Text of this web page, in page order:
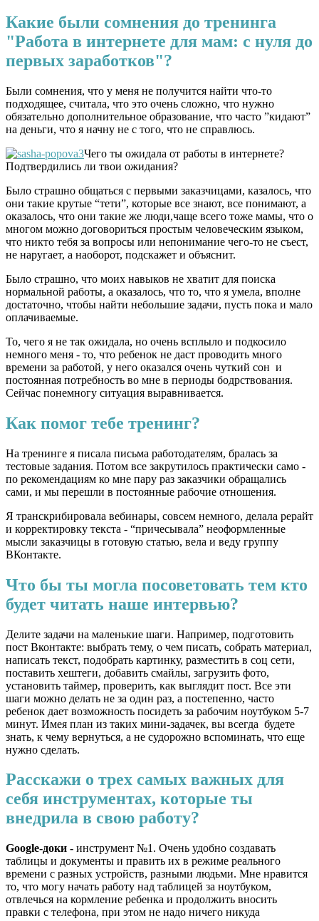
Какие были сомнения до тренинга
"Работа в интернете для мам: с нуля до
первых заработков"?
Были сомнения, что у меня не получится найти что-то
подходящее, считала, что это очень сложно, что нужно
обязательно дополнительное образование, что часто ”кидают”
на деньги, что я начну не с того, что не справлюсь.
Чего ты ожидала от работы в интернете?
Подтвердились ли твои ожидания?
Было страшно общаться с первыми заказчицами, казалось, что
они такие крутые “тети”, которые все знают, все понимают, а
оказалось, что они такие же люди,чаще всего тоже мамы, что о
многом можно договориться простым человеческим языком,
что никто тебя за вопросы или непонимание чего-то не съест,
не наругает, а наоборот, подскажет и объяснит.
Было страшно, что моих навыков не хватит для поиска
нормальной работы, а оказалось, что то, что я умела, вполне
достаточно, чтобы найти небольшие задачи, пусть пока и мало
оплачиваемые.
То, чего я не так ожидала, но очень всплыло и подкосило
немного меня - то, что ребенок не даст проводить много
времени за работой, у него оказался очень чуткий сон и
постоянная потребность во мне в периоды бодрствования.
Сейчас понемногу ситуация выравнивается.
Как помог тебе тренинг?
На тренинге я писала письма работодателям, бралась за
тестовые задания. Потом все закрутилось практически само -
по рекомендациям ко мне пару раз заказчики обращались
сами, и мы перешли в постоянные рабочие отношения.
Я транскрибировала вебинары, совсем немного, делала рерайт
и корректировку текста - “причесывала” неоформленные
мысли заказчицы в готовую статью, вела и веду группу
ВКонтакте.
Что бы ты могла посоветовать тем кто
будет читать наше интервью?
Делите задачи на маленькие шаги. Например, подготовить
пост Вконтакте: выбрать тему, о чем писать, собрать материал,
написать текст, подобрать картинку, разместить в соц сети,
поставить хештеги, добавить смайлы, загрузить фото,
установить таймер, проверить, как выглядит пост. Все эти
шаги можно делать не за один раз, а постепенно, часто
ребенок дает возможность посидеть за рабочим ноутбуком 5-7
минут. Имея план из таких мини-задачек, вы всегда будете
знать, к чему вернуться, а не судорожно вспоминать, что еще
нужно сделать.
Расскажи о трех самых важных для
себя инструментах, которые ты
внедрила в свою работу?
Google-доки - инструмент №1. Очень удобно создавать
таблицы и документы и править их в режиме реального
времени с разных устройств, разными людьми. Мне нравится
то, что могу начать работу над таблицей за ноутбуком,
отвлечься на кормление ребенка и продолжить вносить
правки с телефона, при этом не надо ничего никуда